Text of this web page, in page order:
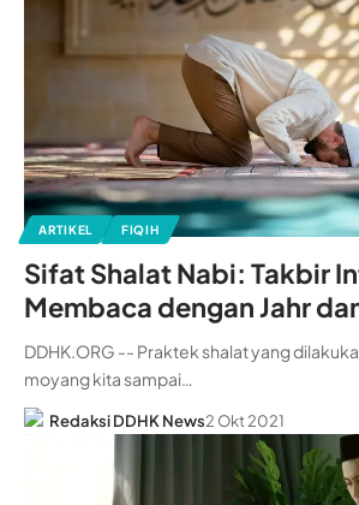
ARTIKEL FIQIH
Sifat Shalat Nabi: Takbir
Membaca dengan Jahr
DDHK.ORG -- Praktek shalat yang
moyang kita sampai…
Redaksi DDHK News2 Okt 2021